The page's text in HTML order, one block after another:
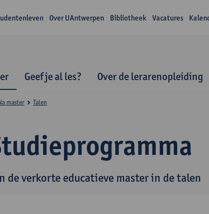
Over UAntwerpen Bibliotheek Vacatures
Geef je al les? Over de lerarenopleiding
de verkorte educatieve master in de talen
master Talen